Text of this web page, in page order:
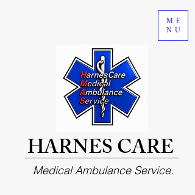
HARNES CARE
Medical Ambulance Service.
ME
NU